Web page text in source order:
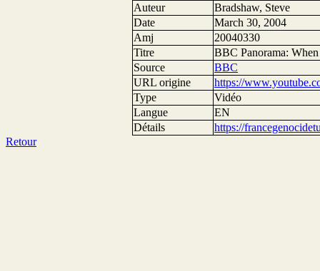
Auteur
Bradshaw, Steve
Date
March 30, 2004
Amj
20040330
Titre
BBC Panorama:
Source
BBC
URL origine
https://
Type
Vidéo
Langue
EN
Détails
https://
Retour